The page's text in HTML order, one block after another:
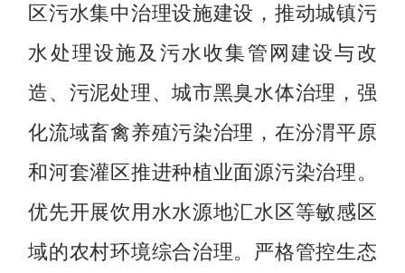
区污水集中治理设施建设，推动城镇污
水处理设施及污水收集管网建设与改
造、污泥处理、城市黑臭水体治理，强
化流域畜禽养殖污染治理，在汾渭平原
和河套灌区推进种植业面源污染治理。
优先开展饮用水水源地汇水区等敏感区
域的农村环境综合治理。严格管控生态